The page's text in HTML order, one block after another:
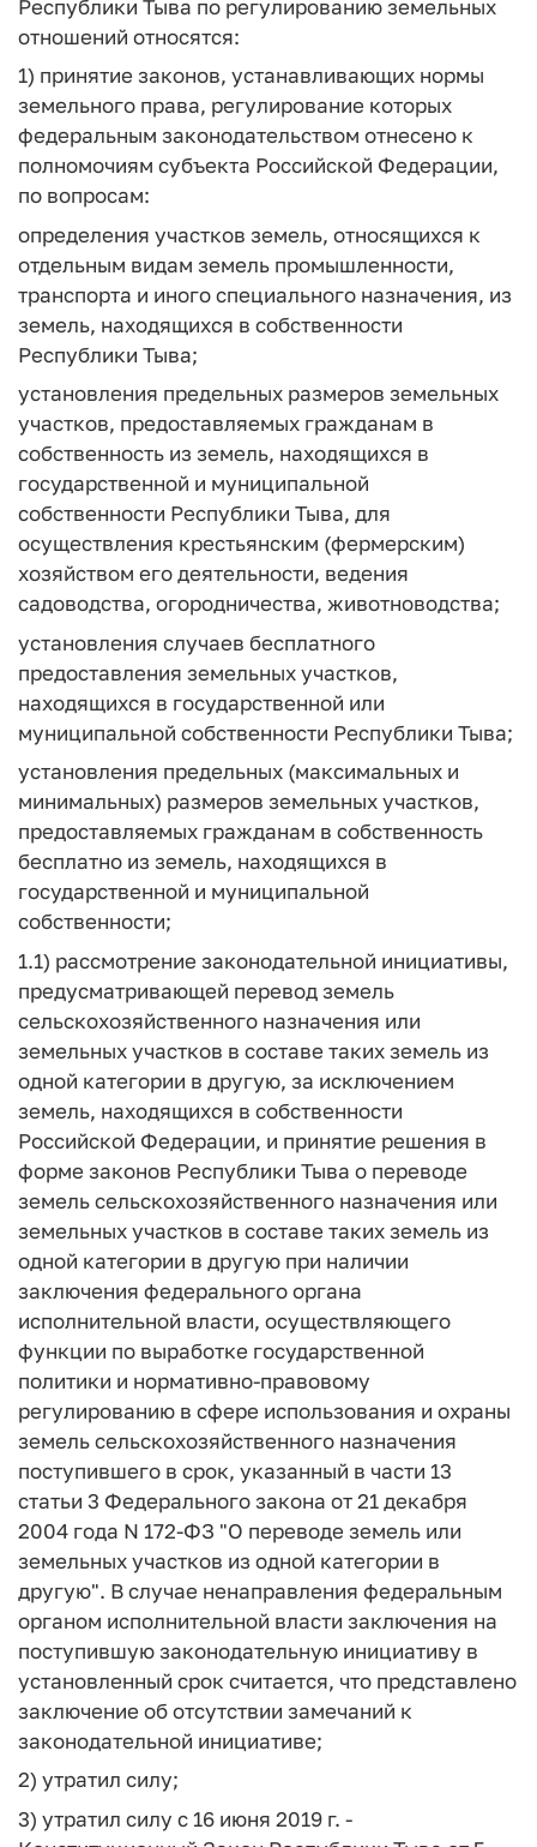
Республики Тыва по регулированию земельных
отношений относятся:
1) принятие законов, устанавливающих нормы
земельного права, регулирование которых
федеральным законодательством отнесено к
полномочиям субъекта Российской Федерации,
по вопросам:
определения участков земель, относящихся к
отдельным видам земель промышленности,
транспорта и иного специального назначения, из
земель, находящихся в собственности
Республики Тыва;
установления предельных размеров земельных
участков, предоставляемых гражданам в
собственность из земель, находящихся в
государственной и муниципальной
собственности Республики Тыва, для
осуществления крестьянским (фермерским)
хозяйством его деятельности, ведения
садоводства, огородничества, животноводства;
установления случаев бесплатного
предоставления земельных участков,
находящихся в государственной или
муниципальной собственности Республики Тыва;
установления предельных (максимальных и
минимальных) размеров земельных участков,
предоставляемых гражданам в собственность
бесплатно из земель, находящихся в
государственной и муниципальной
собственности;
1.1) рассмотрение законодательной инициативы,
предусматривающей перевод земель
сельскохозяйственного назначения или
земельных участков в составе таких земель из
одной категории в другую, за исключением
земель, находящихся в собственности
Российской Федерации, и принятие решения в
форме законов Республики Тыва о переводе
земель сельскохозяйственного назначения или
земельных участков в составе таких земель из
одной категории в другую при наличии
заключения федерального органа
исполнительной власти, осуществляющего
функции по выработке государственной
политики и нормативно-правовому
регулированию в сфере использования и охраны
земель сельскохозяйственного назначения
поступившего в срок, указанный в части 13
статьи 3 Федерального закона от 21 декабря
2004 года N 172-ФЗ "О переводе земель или
земельных участков из одной категории в
другую". В случае ненаправления федеральным
органом исполнительной власти заключения на
поступившую законодательную инициативу в
установленный срок считается, что представлено
заключение об отсутствии замечаний к
законодательной инициативе;
2) утратил силу;
3) утратил силу с 16 июня 2019 г. -